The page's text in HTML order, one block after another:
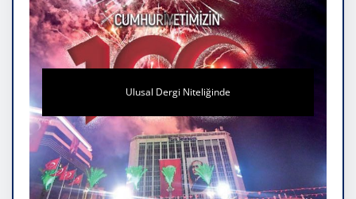
Ulusal Dergi Niteliğinde